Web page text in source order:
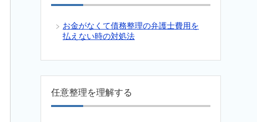
お金がなくて債務整理の弁護士費用を
払えない時の対処法
任意整理を理解する